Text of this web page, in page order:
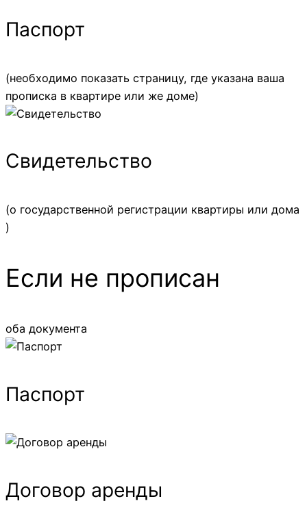
Паспорт
(необходимо показать страницу, где указана ваша
прописка в квартире или же доме)
Свидетельство
(о государственной регистрации квартиры или дома
)
Если не прописан
оба документа
Паспорт
Договор аренды